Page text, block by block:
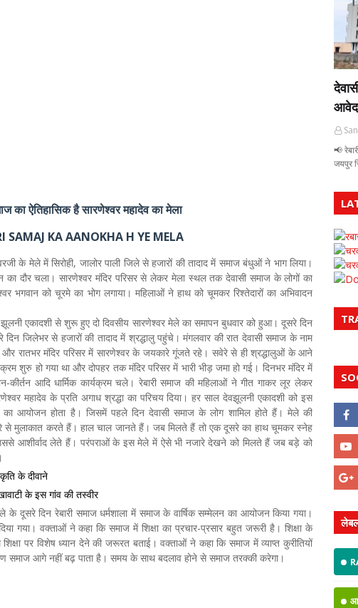
का ऐतिहासिक है सारणेश्वर महादेव का मेला
SAMAJ KA AANOKHA H YE MELA
के मेले में सिरोही, जालोर पाली जिले से हजारों की तादाद में समाज बंधुओं ने भाग लिया।
का दौर चला। सारणेश्वर मंदिर परिसर से लेकर मेला स्थल तक देवासी समाज के लोगों का
भगवान को चूरमे का भोग लगाया। महिलाओं ने हाथ को चूमकर रिश्तेदारों का अभिवादन
एकादशी से शुरू हुए दो दिवसीय सारणेश्वर मेले का समापन बुधवार को हुआ। दूसरे दिन
दिन जिलेभर से हजारों की तादाद में श्रद्धालु पहुंचे। मंगलवार की रात देवासी समाज के नाम
और रातभर मंदिर परिसर में सारणेश्वर के जयकारे गूंजते रहे। सवेरे से ही श्रद्धालुओं के आने
शुरु हो गया था और दोपहर तक मंदिर परिसर में भारी भीड़ जमा हो गई। दिनभर मंदिर में
कीर्तन आदि धार्मिक कार्यक्रम चले। रेबारी समाज की महिलाओं ने गीत गाकर लूर लेकर
महादेव के प्रति अगाध श्रद्धा का परिचय दिया। हर साल देवझूलनी एकादशी को इस
आयोजन होता है। जिसमें पहले दिन देवासी समाज के लोग शामिल होते हैं। मेले की
मुलाकात करते हैं। हाल चाल जानते हैं। जब मिलते हैं तो एक दूसरे का हाथ चूमकर स्नेह
आशीर्वाद लेते हैं। परंपराओं के इस मेले में ऐसे भी नजारे देखने को मिलते हैं जब बड़े को
के दीवाने
के इस गांव की तस्वीर
दूसरे दिन रेबारी समाज धर्मशाला में समाज के वार्षिक सम्मेलन का आयोजन किया गया।
गया। वक्ताओं ने कहा कि समाज में शिक्षा का प्रचार-प्रसार बहुत जरूरी है। शिक्षा के
पर विशेष ध्यान देने की जरूरत बताई। वक्ताओं ने कहा कि समाज में व्याप्त कुरीतियों
समाज आगे नहीं बढ़ पाता है। समय के साथ बदलाव होने से समाज तरक्की करेगा।
📢
जयपुर